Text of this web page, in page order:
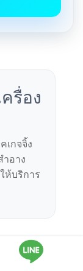
รื่อง
เกจจิ้ง
อาง
ห้บริการ